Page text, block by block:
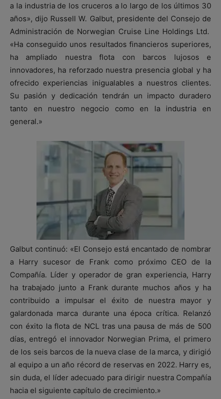
a la industria de los cruceros a lo largo de los últimos 30
años», dijo Russell W. Galbut, presidente del Consejo de
Administración de Norwegian Cruise Line Holdings Ltd.
«Ha conseguido unos resultados financieros superiores,
ha ampliado nuestra flota con barcos lujosos e
innovadores, ha reforzado nuestra presencia global y ha
ofrecido experiencias inigualables a nuestros clientes.
Su pasión y dedicación tendrán un impacto duradero
tanto en nuestro negocio como en la industria en
general.»
Galbut continuó: «El Consejo está encantado de nombrar
a Harry sucesor de Frank como próximo CEO de la
Compañía. Líder y operador de gran experiencia, Harry
ha trabajado junto a Frank durante muchos años y ha
contribuido a impulsar el éxito de nuestra mayor y
galardonada marca durante una época crítica. Relanzó
con éxito la flota de NCL tras una pausa de más de 500
días, entregó el innovador Norwegian Prima, el primero
de los seis barcos de la nueva clase de la marca, y dirigió
al equipo a un año récord de reservas en 2022. Harry es,
sin duda, el líder adecuado para dirigir nuestra Compañía
hacia el siguiente capítulo de crecimiento.»